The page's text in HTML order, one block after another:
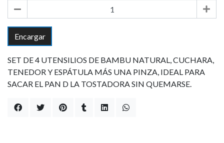
Encargar
SET DE 4 UTENSILIOS DE BAMBU NATURAL, CUCHARA,
TENEDOR Y ESPÁTULA MÁS UNA PINZA, IDEAL PARA
SACAR EL PAN D LA TOSTADORA SIN QUEMARSE.